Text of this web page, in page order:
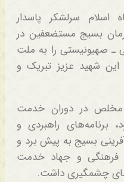
اسلام سرلشکر پاسدار
بسیج مستضعفین در
ـ صهیونیستی را به ملت
شهید عزیز تبریک و
مخلص در دوران خدمت
برنامه‌های راهبردی و
بسیج به پیش برد و
فرهنگی و جهاد خدمت
چشمگیری داشت.